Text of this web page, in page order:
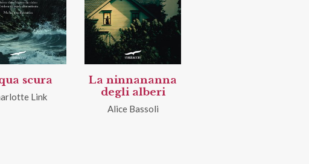
scura
Link
La ninnananna
degli alberi
Alice Bassoli